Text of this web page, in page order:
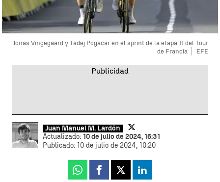
Jonas Vingegaard y Tadej Pogacar en el sprint de la etapa 11 del Tour
de Francia
EFE
Juan Manuel M. Lardón
Actualizado: 10 de julio de 2024, 16:31
Publicado: 10 de julio de 2024, 10:20
Whatsapp
Facebook
X Linkedin